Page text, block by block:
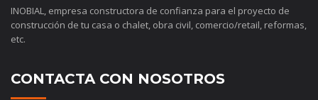
INOBIAL, empresa constructora de confianza para el proyecto de
construcción de tu casa o chalet, obra civil, comercio/retail, reformas,
etc.
CONTACTA CON NOSOTROS